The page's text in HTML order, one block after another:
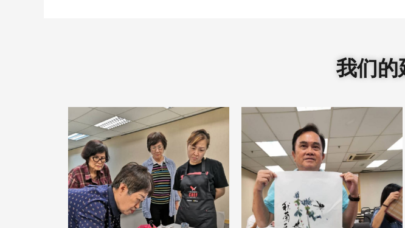
我们的